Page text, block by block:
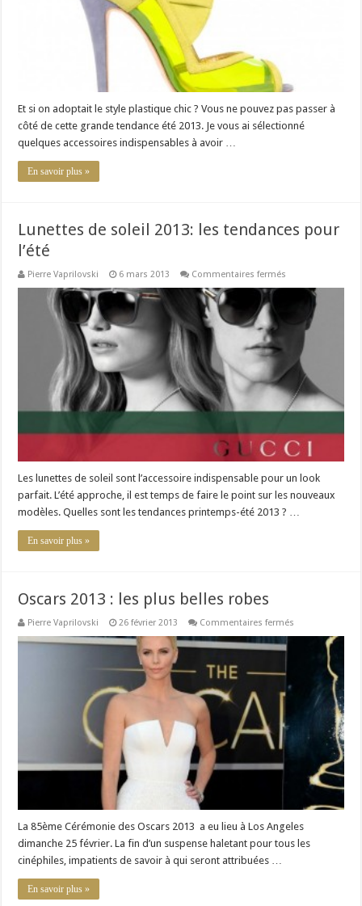
Et si on adoptait le style plastique chic ? Vous ne pouvez pas passer à
côté de cette grande tendance été 2013. Je vous ai sélectionné
quelques accessoires indispensables à avoir …
En savoir plus »
Lunettes de soleil 2013: les tendances pour
l’été
Pierre Vaprilovski 6 mars 2013 Commentaires fermés
les
pour
l’été
Les lunettes de soleil sont l’accessoire indispensable pour un look
parfait. L’été approche, il est temps de faire le point sur les nouveaux
modèles. Quelles sont les tendances printemps-été 2013 ? …
En savoir plus »
Oscars 2013 : les plus belles robes
Pierre Vaprilovski 26 février 2013 Commentaires fermés
robes
La 85ème Cérémonie des Oscars 2013 a eu lieu à Los Angeles
dimanche 25 février. La fin d’un suspense haletant pour tous les
cinéphiles, impatients de savoir à qui seront attribuées …
En savoir plus »